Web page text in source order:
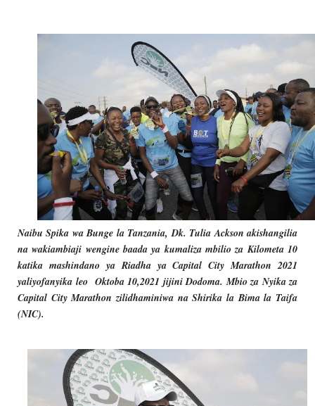
TBS Yaendelea Kutoa Elimu Ya
OSCAR ASSENGA Aug 08 2026
WAZIRI SANGU AZITAKA
OSCAR ASSENGA Aug 08 2026
TBS YAENDELEA KUTOA ELUMU YA
OSCAR ASSENGA-Aug 08 2026
Naibu Spika wa Bunge la Tanzania, Dk. Tulia Ackson akishangilia
na wakiambiaji wengine baada ya kumaliza mbilio za Kilometa 10
katika mashindano ya Riadha ya Capital City Marathon 2021
yaliyofanyika leo Oktoba 10,2021 jijini Dodoma. Mbio za Nyika za
Capital City Marathon zilidhaminiwa na Shirika la Bima la Taifa
(NIC).